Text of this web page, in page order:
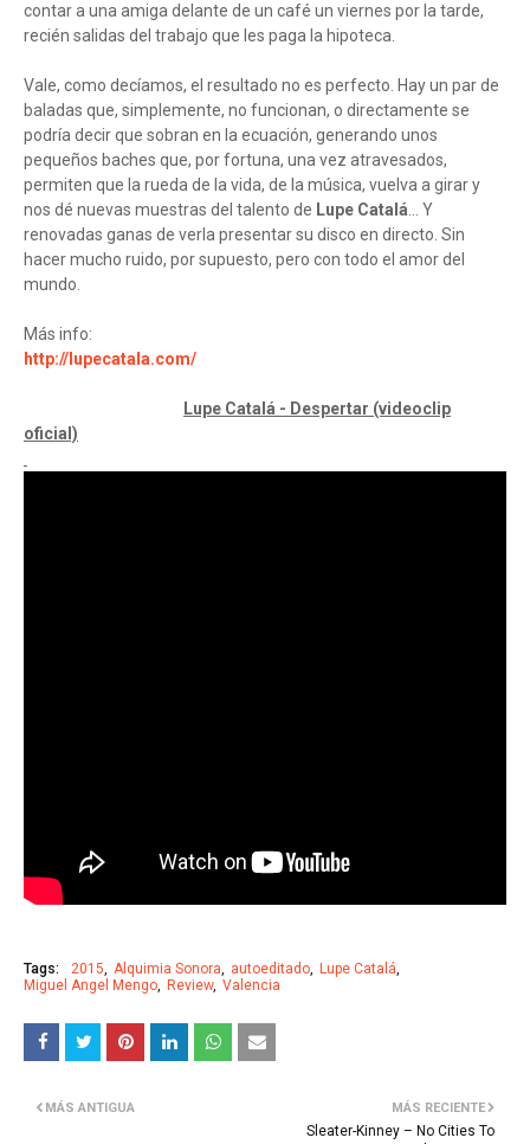
contar a una amiga delante de un café un viernes por la tarde,
recién salidas del trabajo que les paga la hipoteca.
Vale, como decíamos, el resultado no es perfecto. Hay un par de
baladas que, simplemente, no funcionan, o directamente se
podría decir que sobran en la ecuación, generando unos
pequeños baches que, por fortuna, una vez atravesados,
permiten que la rueda de la vida, de la música, vuelva a girar y
nos dé nuevas muestras del talento de Lupe Catalá... Y
renovadas ganas de verla presentar su disco en directo. Sin
hacer mucho ruido, por supuesto, pero con todo el amor del
mundo.
Más info:
http://lupecatala.com/
Lupe Catalá - Despertar (videoclip
oficial)
Tags: 2015 Alquimia Sonora autoeditado
Lupe Catalá
Miguel Angel Mengo
Review Valencia
MÁS RECIENTE
Sleater-Kinney – No Cities To
MÁS ANTIGUA